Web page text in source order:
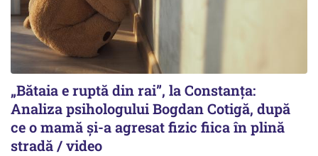
„Bătaia e ruptă din rai”, la Constanța:
Analiza psihologului Bogdan Cotigă, după
ce o mamă și-a agresat fizic fiica în plină
stradă / video